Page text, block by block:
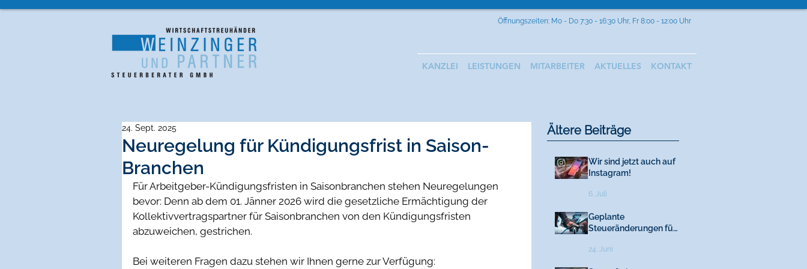
Öffnungszeiten: Mo - Do 7:30 - 16:30 Uhr, Fr 8:00 - 12:00 Uhr
KANZLEI LEISTUNGEN MITARBEITER AKTUELLES KONTAKT
Neuregelung für Kündigungsfrist in Saison-
Branchen
24. Sept. 2025
Für Arbeitgeber-Kündigungsfristen in Saisonbranchen stehen Neuregelungen
bevor: Denn ab dem 01. Jänner 2026 wird die gesetzliche Ermächtigung der
Kollektivvertragspartner für Saisonbranchen von den Kündigungsfristen
abzuweichen, gestrichen.
Bei weiteren Fragen dazu stehen wir Ihnen gerne zur Verfügung:
Ältere Beiträge
Wir sind jetzt auch auf
Instagram!
6. Juli
Geplante
Steueränderungen für
24. Juni